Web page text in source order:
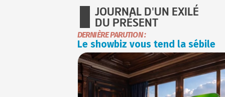
JOURNAL D'UN EXILÉ
DU PRÉSENT
DERNIÈRE PARUTION :
Le showbiz vous tend la sébile